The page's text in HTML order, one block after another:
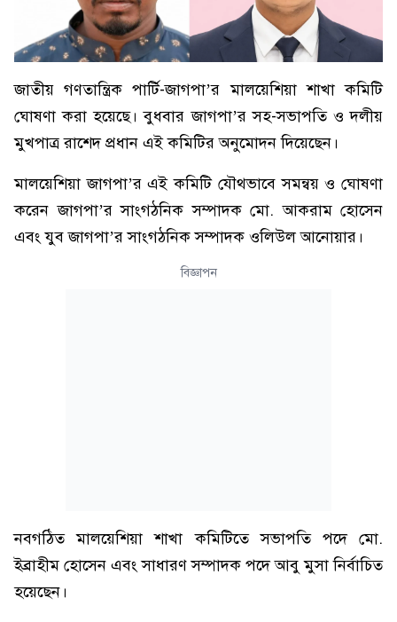
জাতীয় গণতান্ত্রিক পার্টি-জাগপা’র মালয়েশিয়া শাখা কমিটি
ঘোষণা করা হয়েছে। বুধবার জাগপা’র সহ-সভাপতি ও দলীয়
মুখপাত্র রাশেদ প্রধান এই কমিটির অনুমোদন দিয়েছেন।
মালয়েশিয়া জাগপা’র এই কমিটি যৌথভাবে সমন্বয় ও ঘোষণা
করেন জাগপা’র সাংগঠনিক সম্পাদক মো. আকরাম হোসেন
এবং যুব জাগপা’র সাংগঠনিক সম্পাদক ওলিউল আনোয়ার।
বিজ্ঞাপন
নবগঠিত মালয়েশিয়া শাখা কমিটিতে সভাপতি পদে মো.
ইব্রাহীম হোসেন এবং সাধারণ সম্পাদক পদে আবু মুসা নির্বাচিত
হয়েছেন।